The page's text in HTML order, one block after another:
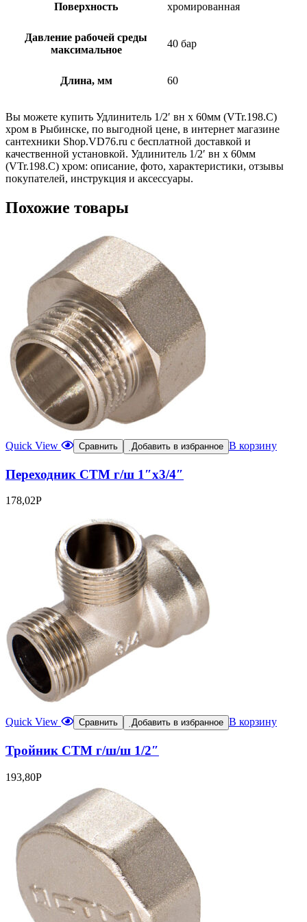
Поверхность хромированная
Давление рабочей среды
максимальное
40 бар
Длина, мм 60
Вы можете купить Удлинитель 1/2′ вн х 60мм (VTr.198.C)
хром в Рыбинске, по выгодной цене, в интернет магазине
сантехники Shop.VD76.ru с бесплатной доставкой и
качественной установкой. Удлинитель 1/2′ вн х 60мм
(VTr.198.C) хром: описание, фото, характеристики, отзывы
покупателей, инструкция и аксессуары.
Похожие товары
Quick View Сравнить Добавить в избранное В корзину
Переходник СТМ г/ш 1″х3/4″
178,02Р
Quick View Сравнить Добавить в избранное В корзину
Тройник CTM г/ш/ш 1/2″
193,80Р